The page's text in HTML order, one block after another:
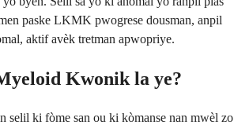
paske LKMK pwogrese dousman, anpil
aktif avèk tretman apwopriye.
Kwonik la ye?
selil ki fòme san ou ki kòmanse nan mwèl zo